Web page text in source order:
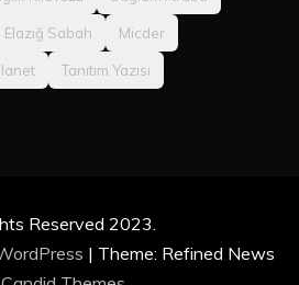
Elazığ Sabah Micder
Tanıtım Yazısı
Reserved 2023.
| Theme: Refined News